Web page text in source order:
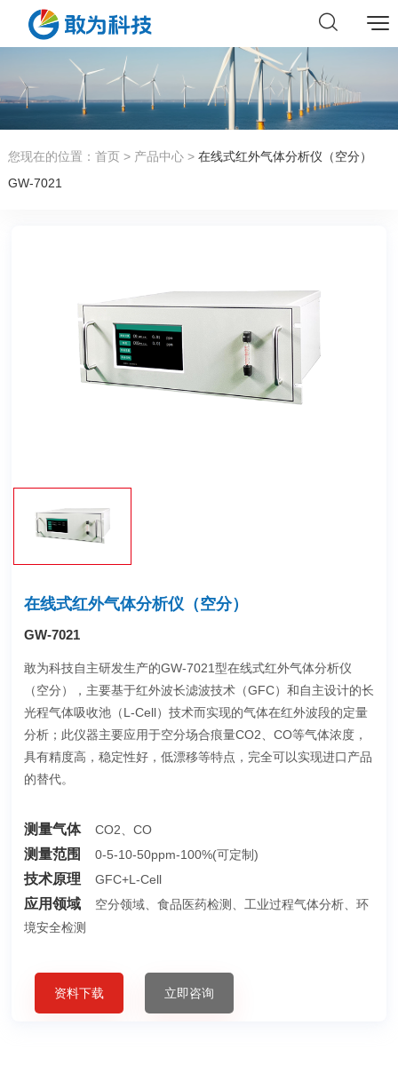
您现在的位置： 首页> 产品中心> 在线式红外气体分析仪（空分）
GW-7021
在线式红外气体分析仪（空分）
GW-7021
敢为科技自主研发生产的GW-7021型在线式红外气体分析仪
（空分），主要基于红外波长滤波技术（GFC）和自主设计的长
光程气体吸收池（L-Cell）技术而实现的气体在红外波段的定量
分析；此仪器主要应用于空分场合痕量CO2、CO等气体浓度，
具有精度高，稳定性好，低漂移等特点，完全可以实现进口产品
的替代。
测量气体 CO2、CO
测量范围 0-5-10-50ppm-100%(可定制)
技术原理 GFC+L-Cell
应用领域
空分领域、食品医药检测、工业过程气体分析、环
境安全检测
资料下载 立即咨询